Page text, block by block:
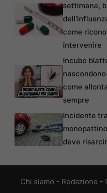
settimana,
come
intervenire
Incubo
come
sempre
Incidente
deve
Chi siamo - Redazione -